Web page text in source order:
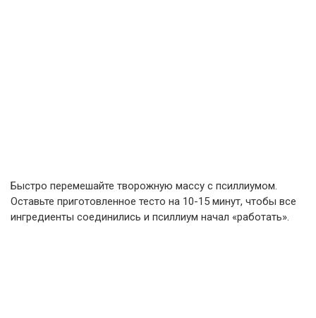
Быстро перемешайте творожную массу с псиллиумом.
Оставьте приготовленное тесто на 10-15 минут, чтобы все
ингредиенты соединились и псиллиум начал «работать».